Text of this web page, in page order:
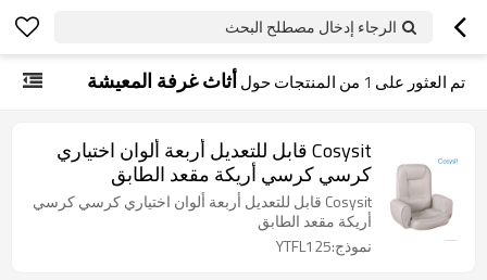
الرجاء إدخال مصطلح البحث
تم العثور على 1 من المنتجات حولأثاث غرفة المعيشة
Cosysit قابل للتعديل أربعة ألوان اختياري
كرسي كرسي أريكة مقعد الطابق
Cosysit قابل للتعديل أربعة ألوان اختياري كرسي كرسي
أريكة مقعد الطابق
نموذج:YTFL125